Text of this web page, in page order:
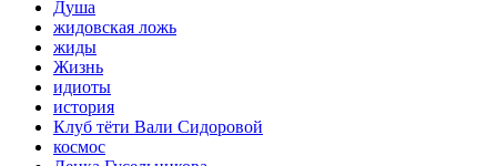
Душа
жидовская ложь
жиды
Жизнь
идиоты
история
Клуб тёти Вали Сидоровой
космос